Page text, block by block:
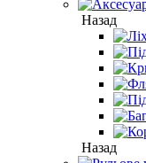
Назад
Назад